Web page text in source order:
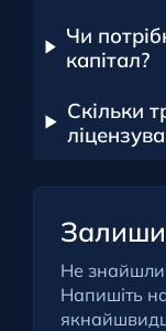
Чи
капітал?
Скільки
Не знайшли
Напишіть